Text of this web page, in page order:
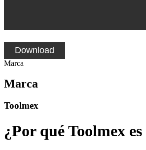
Download
Marca
Marca
Toolmex
¿Por qué Toolmex